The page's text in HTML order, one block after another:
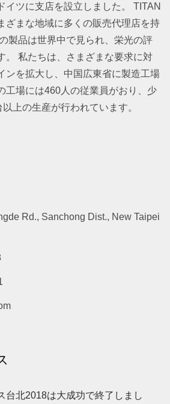
イツに支店を設立しました。 TITAN
ざまな地域に多くの販売代理店を持
製品は世界中で見られ、栄光の評
。 私たちは、さまざまな要求に対
ンを拡大し、中国広東省に製造工場
工場には460人の従業員がおり、少
上の生産が行われています。
Rd., Sanchong Dist., New Taipei
台北2018は大成功で終了しまし